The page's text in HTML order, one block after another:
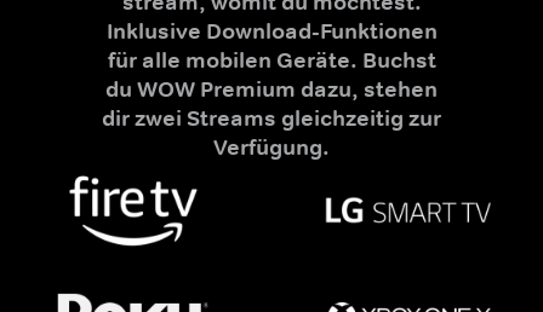
Inklusive Download-Funktionen
für alle mobilen Geräte. Buchst
du WOW Premium dazu, stehen
dir zwei Streams gleichzeitig zur
Verfügung.